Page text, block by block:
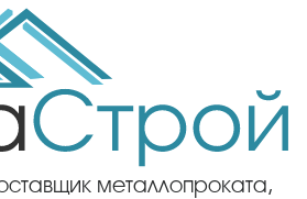
металлопроката,